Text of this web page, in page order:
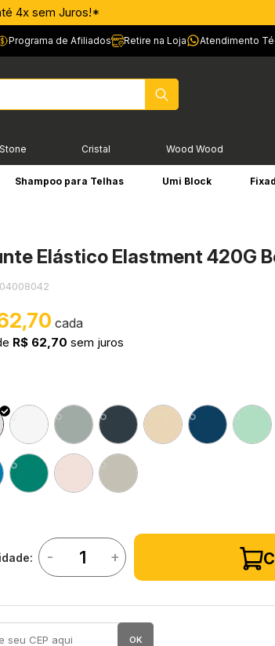
4x sem Juros!*
Programa de Afiliados Retire na Loja Atendimento
Cristal Wood Wood
Shampoo para Telhas Umi Block
Elástico Elastment 420G
R$ 62,70 sem juros
- +
OK